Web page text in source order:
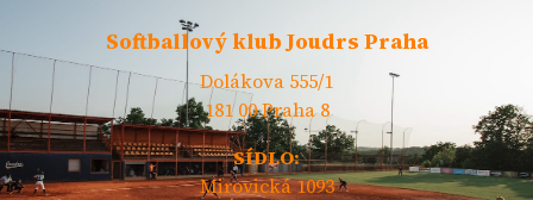
Softballový klub Joudrs Praha
Dolákova 555/1
181 00 Praha 8
SÍDLO:
Mirovická 1093